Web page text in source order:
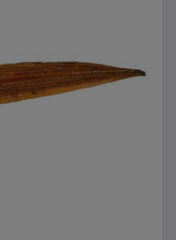
을 입력하거나 버튼